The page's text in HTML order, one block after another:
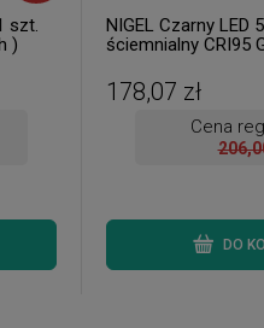
szt.
)
NIGEL Czarny LED
ściemnialny CRI95
178,07 zł
Cena
DO